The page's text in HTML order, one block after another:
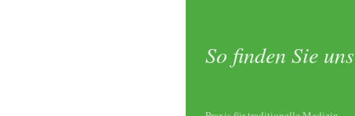
So finden Sie uns